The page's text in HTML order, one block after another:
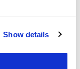
Show details